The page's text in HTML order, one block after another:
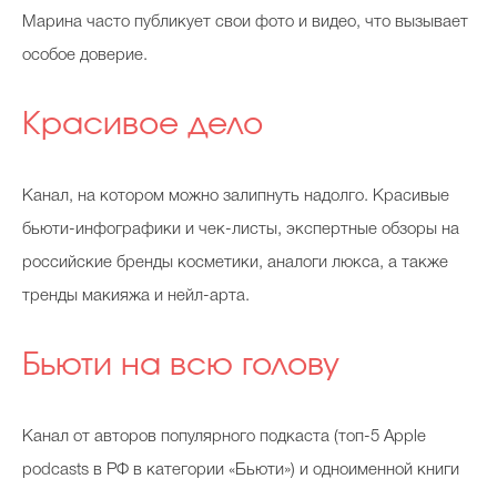
Марина часто публикует свои фото и видео, что вызывает
особое доверие.
Красивое дело
Канал, на котором можно залипнуть надолго. Красивые
бьюти-инфографики и чек-листы, экспертные обзоры на
российские бренды косметики, аналоги люкса, а также
тренды макияжа и нейл-арта.
Бьюти на всю голову
Канал от авторов популярного подкаста (топ-5 Apple
podcasts в РФ в категории «Бьюти») и одноименной книги